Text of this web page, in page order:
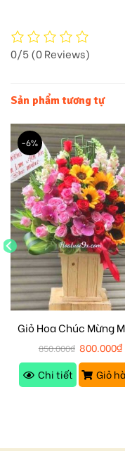
0/5(0 Reviews)
Sản phẩm tương tự
-6%
Giỏ Hoa Chúc Mừng
850.000₫ 800.000₫
Chi tiết
Giỏ